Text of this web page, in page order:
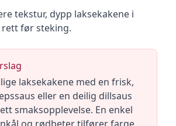
tekstur, dypp laksekakene i
før steking.
laksekakene med en frisk,
eller en deilig dillsaus
smaksopplevelse. En enkel